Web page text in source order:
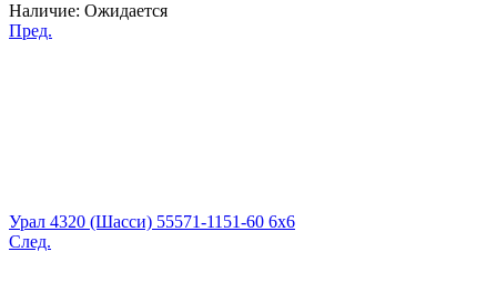
Наличие: Ожидается
Пред.
Урал 4320 (Шасси) 55571-1151-60 6x6
След.